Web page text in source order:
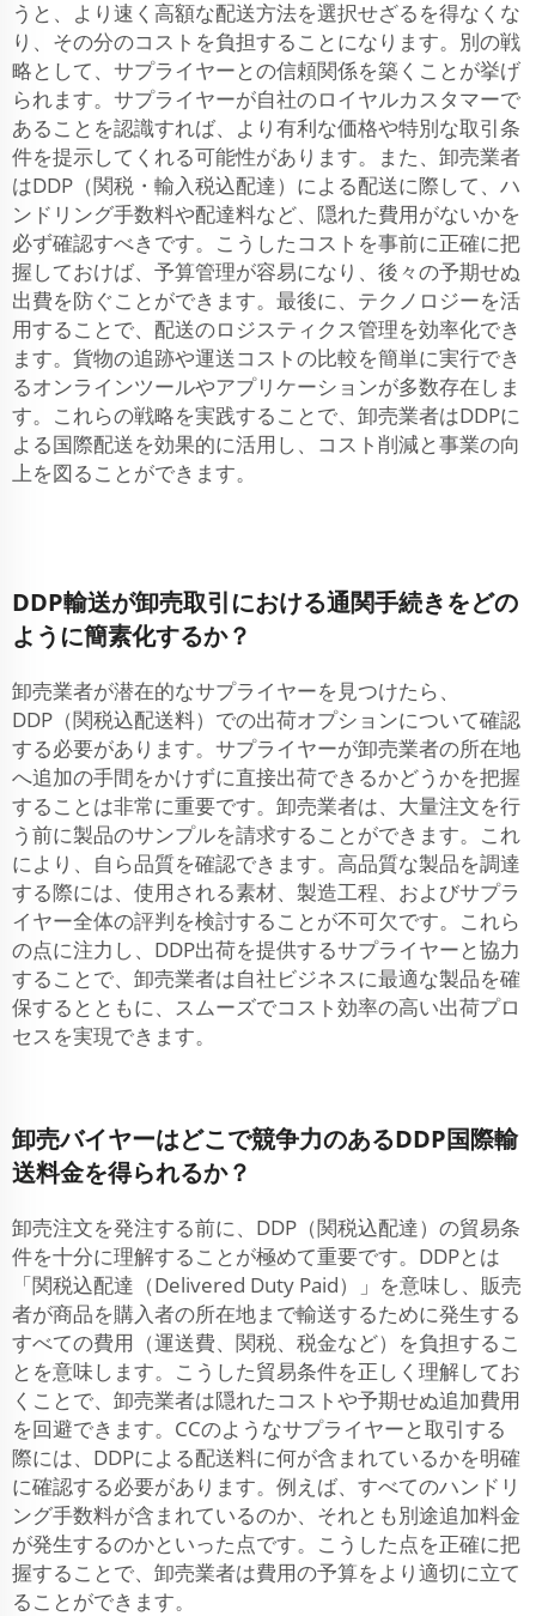
うと、より速く高額な配送方法を選択せざるを得なくな
り、その分のコストを負担することになります。別の戦
略として、サプライヤーとの信頼関係を築くことが挙げ
られます。サプライヤーが自社のロイヤルカスタマーで
あることを認識すれば、より有利な価格や特別な取引条
件を提示してくれる可能性があります。また、卸売業者
はDDP（関税・輸入税込配達）による配送に際して、ハ
ンドリング手数料や配達料など、隠れた費用がないかを
必ず確認すべきです。こうしたコストを事前に正確に把
握しておけば、予算管理が容易になり、後々の予期せぬ
出費を防ぐことができます。最後に、テクノロジーを活
用することで、配送のロジスティクス管理を効率化でき
ます。貨物の追跡や運送コストの比較を簡単に実行でき
るオンラインツールやアプリケーションが多数存在しま
す。これらの戦略を実践することで、卸売業者はDDPに
よる国際配送を効果的に活用し、コスト削減と事業の向
上を図ることができます。
DDP輸送が卸売取引における通関手続きをどの
ように簡素化するか？
卸売業者が潜在的なサプライヤーを見つけたら、
DDP（関税込配送料）での出荷オプションについて確認
する必要があります。サプライヤーが卸売業者の所在地
へ追加の手間をかけずに直接出荷できるかどうかを把握
することは非常に重要です。卸売業者は、大量注文を行
う前に製品のサンプルを請求することができます。これ
により、自ら品質を確認できます。高品質な製品を調達
する際には、使用される素材、製造工程、およびサプラ
イヤー全体の評判を検討することが不可欠です。これら
の点に注力し、DDP出荷を提供するサプライヤーと協力
することで、卸売業者は自社ビジネスに最適な製品を確
保するとともに、スムーズでコスト効率の高い出荷プロ
セスを実現できます。
卸売バイヤーはどこで競争力のあるDDP国際輸
送料金を得られるか？
卸売注文を発注する前に、DDP（関税込配達）の貿易条
件を十分に理解することが極めて重要です。DDPとは
「関税込配達（Delivered Duty Paid）」を意味し、販売
者が商品を購入者の所在地まで輸送するために発生する
すべての費用（運送費、関税、税金など）を負担するこ
とを意味します。こうした貿易条件を正しく理解してお
くことで、卸売業者は隠れたコストや予期せぬ追加費用
を回避できます。CCのようなサプライヤーと取引する
際には、DDPによる配送料に何が含まれているかを明確
に確認する必要があります。例えば、すべてのハンドリ
ング手数料が含まれているのか、それとも別途追加料金
が発生するのかといった点です。こうした点を正確に把
握することで、卸売業者は費用の予算をより適切に立て
ることができます。